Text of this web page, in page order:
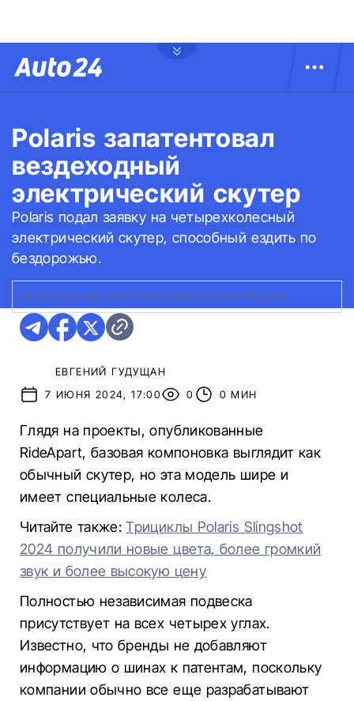
Polaris запатентовал
вездеходный
электрический скутер
Polaris подал заявку на четырехколесный
электрический скутер, способный ездить по
бездорожью.
ВЕЗДЕХОДНЫЙ ЭЛЕКТРИЧЕСКИЙ СКУТЕР POLARIS
ЕВГЕНИЙ ГУДУЩАН
7 ИЮНЯ 2024, 17:00
0 0 МИН
Глядя на проекты, опубликованные
RideApart, базовая компоновка выглядит как
обычный скутер, но эта модель шире и
имеет специальные колеса.
Читайте также:Трициклы Polaris Slingshot
2024 получили новые цвета, более громкий
звук и более высокую цену
Полностью независимая подвеска
присутствует на всех четырех углах.
Известно, что бренды не добавляют
информацию о шинах к патентам, поскольку
компании обычно все еще разрабатывают